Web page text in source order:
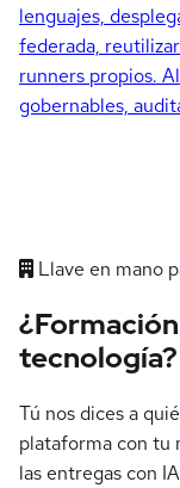
lenguajes,
federada,
runners propios.
gobernables,
Llave en mano
tecnología?
Tú nos dices a
plataforma con tu
las entregas con